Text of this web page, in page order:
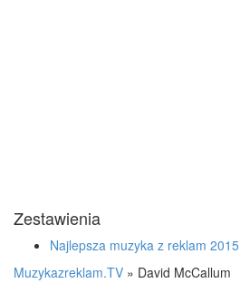
Zestawienia
Najlepsza muzyka z reklam 2015
Muzykazreklam.TV » David McCallum